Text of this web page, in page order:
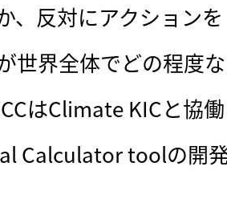
、反対にアクション
世界全体でどの程度
はClimate KICと協
Calculator toolの開